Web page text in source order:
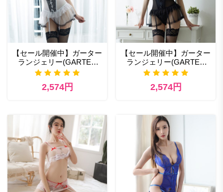
【セール開催中】ガーター
ランジェリー(GARTER
LINGERIE) 396wt セクシ
2,574円
【セール開催中】ガーター
ランジェリー(GARTER
LINGERIE) 396bk 性欲 エ
2,574円